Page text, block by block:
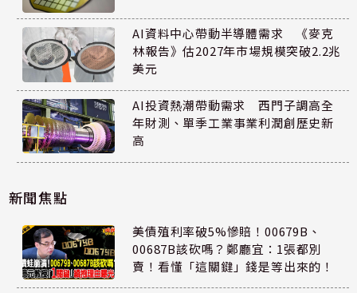
AI資料中心帶動半導體需求 《麥克
林報告》估2027年市場規模突破2.2兆
美元
AI投資熱潮帶動需求 西門子調高全
年財測、單季工業事業利潤創歷史新
高
新聞焦點
美債殖利率破5%慘賠！00679B、
00687B該砍嗎？鄭廳宜：1張都別
賣！看懂「這關鍵」錢是等出來的！